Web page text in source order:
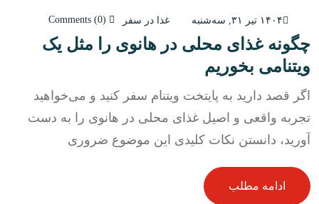
۱۴۰۴ تیر ۳۱, سه‌شنبه غذا در سفر
چگونه غذای محلی در هانوی را مثل یک
ویتنامی بخوریم
اگر قصد دارید به پایتخت ویتنام سفر کنید و می‌خواهید
تجربه واقعی و اصیل غذای محلی در هانوی را به دست
آورید، دانستن نکات کلیدی این موضوع ضروری
ادامه مطلب